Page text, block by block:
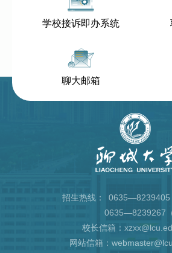
学校接诉即办系统
聊大邮箱
招生热线：
0635—8239405
0635—8239267（
校长信箱：
网站信箱：